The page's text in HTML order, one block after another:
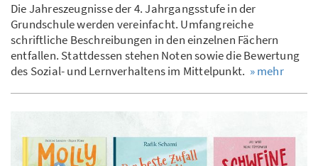
Die Jahreszeugnisse der 4. Jahrgangsstufe in der
Grundschule werden vereinfacht. Umfangreiche
schriftliche Beschreibungen in den einzelnen Fächern
entfallen. Stattdessen stehen Noten sowie die Bewertung
des Sozial- und Lernverhaltens im Mittelpunkt. » mehr